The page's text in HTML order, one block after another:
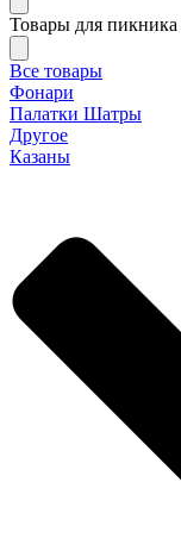
Товары для пикника
Все товары
Фонари
Палатки Шатры
Другое
Казаны